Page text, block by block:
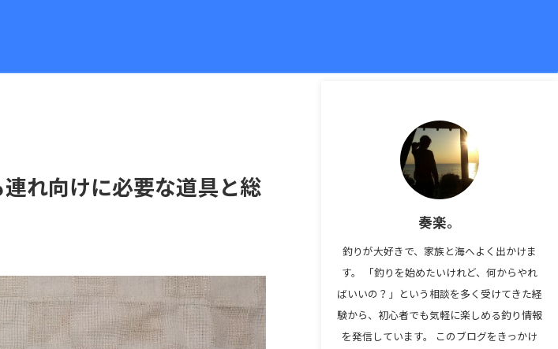
れ向けに必要な道具と総
奏楽。
釣りが大好きで、家族と海へよく出かけま
す。 「釣りを始めたいけれど、何からやれ
ばいいの？」という相談を多く受けてきた経
験から、初心者でも気軽に楽しめる釣り情報
を発信しています。 このブログをきっかけ